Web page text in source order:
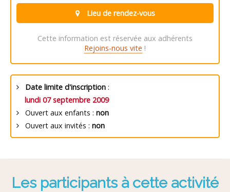
Lieu de rendez-vous
Cette information est réservée aux adhérents
Rejoins-nous vite !
Date limite d'inscription :
lundi 07 septembre 2009
Ouvert aux enfants : non
Ouvert aux invités : non
Les participants à cette activité